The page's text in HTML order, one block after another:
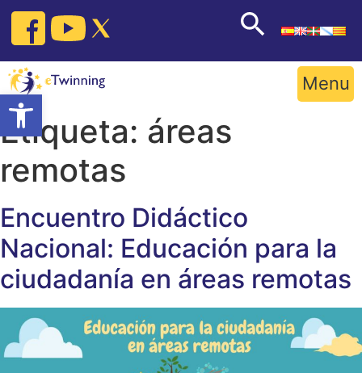
Open toolbar
Skip
content
Menu
Etiqueta: áreas
remotas
Encuentro Didáctico
Nacional: Educación para la
ciudadanía en áreas remotas